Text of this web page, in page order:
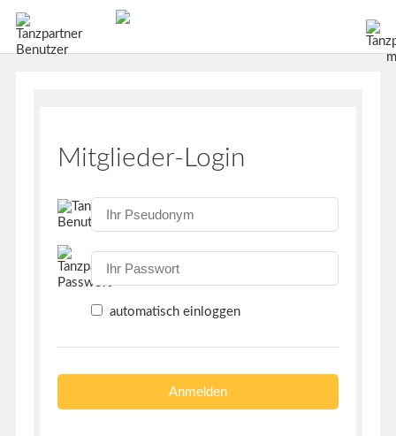
Mitglieder-Login
automatisch einloggen